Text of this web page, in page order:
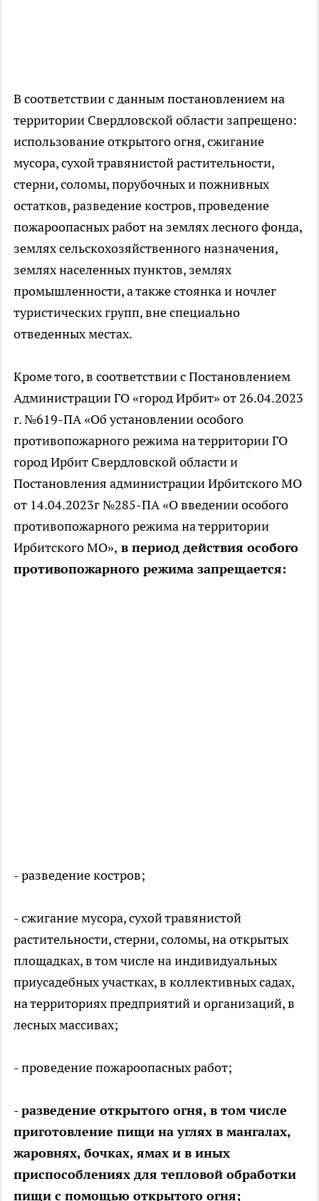
В соответствии с данным постановлением на
территории Свердловской области запрещено:
использование открытого огня, сжигание
мусора, сухой травянистой растительности,
стерни, соломы, порубочных и пожнивных
остатков, разведение костров, проведение
пожароопасных работ на землях лесного фонда,
землях сельскохозяйственного назначения,
землях населенных пунктов, землях
промышленности, а также стоянка и ночлег
туристических групп, вне специально
отведенных местах.
Кроме того, в соответствии с Постановлением
Администрации ГО «город Ирбит» от 26.04.2023
г. №619-ПА «Об установлении особого
противопожарного режима на территории ГО
город Ирбит Свердловской области и
Постановления администрации Ирбитского МО
от 14.04.2023г №285-ПА «О введении особого
противопожарного режима на территории
Ирбитского МО», в период действия особого
противопожарного режима запрещается:
- разведение костров;
- сжигание мусора, сухой травянистой
растительности, стерни, соломы, на открытых
площадках, в том числе на индивидуальных
приусадебных участках, в коллективных садах,
на территориях предприятий и организаций, в
лесных массивах;
- проведение пожароопасных работ;
- разведение открытого огня, в том числе
приготовление пищи на углях в мангалах,
жаровнях, бочках, ямах и в иных
приспособлениях для тепловой обработки
пищи с помощью открытого огня;